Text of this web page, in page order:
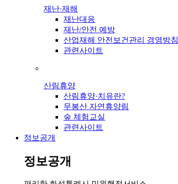
재난·재해
재난대응
재난/안전 예방
산업재해 안전보건관리 경영방침
관련사이트
산림휴양
산림휴양·치유란?
무봉산 자연휴양림
숲 체험교실
관련사이트
정보공개
정보공개